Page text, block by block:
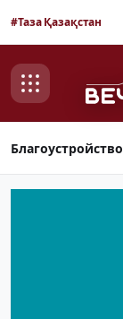
#Таза Қазақстан
Благоустройство